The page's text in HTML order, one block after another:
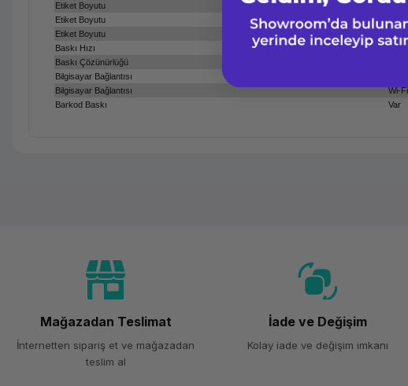
Etiket Boyutu
24
Etiket Boyutu
36
Etiket Boyutu
62
Baskı Hızı
60
Baskı Çözünürlüğü
Bilgisayar Bağlantısı
Bilgisayar Bağlantısı
Wi-Fi
Barkod Baskı
Var
Mağazadan Teslimat
İnternetten sipariş et ve mağazadan
teslim al
İade ve Değişim
Kolay iade ve değişim imkanı